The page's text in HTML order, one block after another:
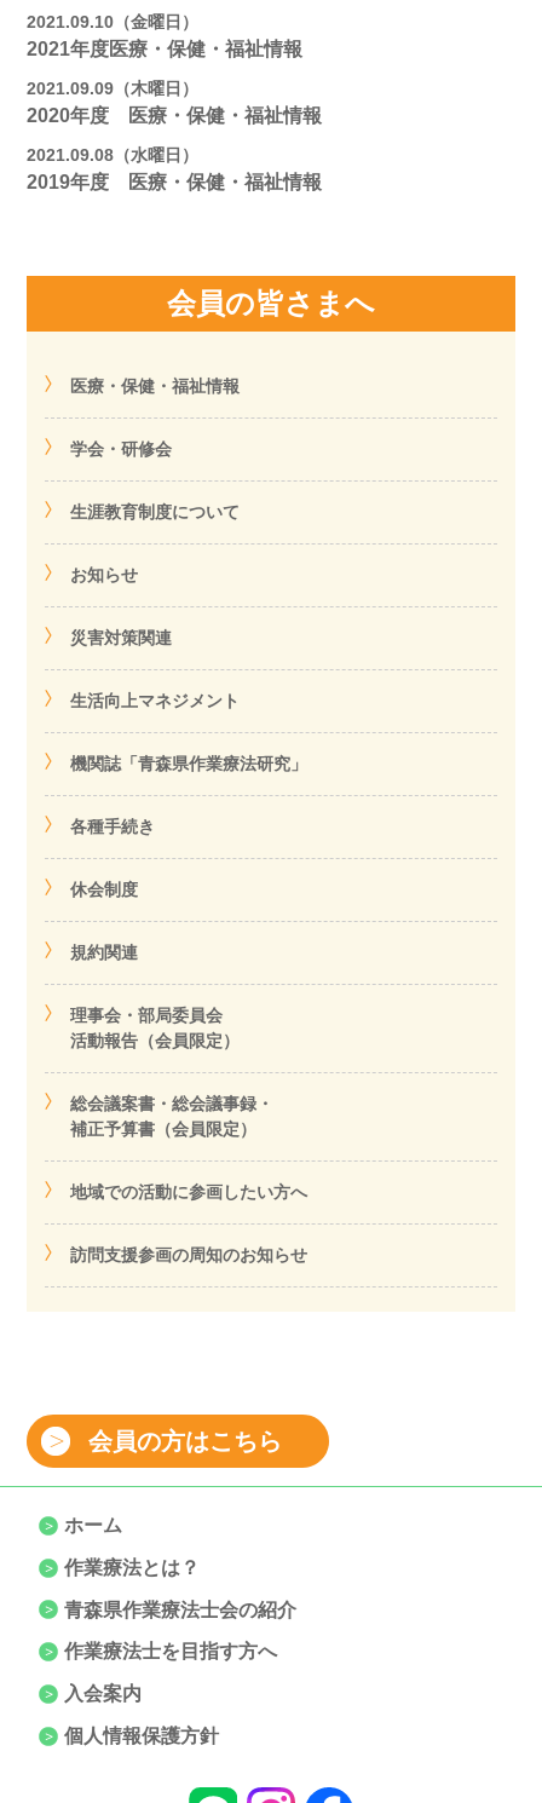
2021.09.10（金曜日）
2021年度医療・保健・福祉情報
2021.09.09（木曜日）
2020年度 医療・保健・福祉情報
2021.09.08（水曜日）
2019年度 医療・保健・福祉情報
会員の皆さまへ
医療・保健・福祉情報
学会・研修会
生涯教育制度について
お知らせ
災害対策関連
生活向上マネジメント
機関誌「青森県作業療法研究」
各種手続き
休会制度
規約関連
理事会・部局委員会
活動報告（会員限定）
総会議案書・総会議事録・
補正予算書（会員限定）
地域での活動に参画したい方へ
訪問支援参画の周知のお知らせ
会員の方はこちら
ホーム
作業療法とは？
青森県作業療法士会の紹介
作業療法士を目指す方へ
入会案内
個人情報保護方針